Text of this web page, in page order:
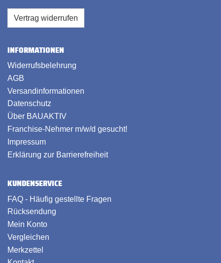
Vertrag widerrufen
INFORMATIONEN
Widerrufsbelehrung
AGB
Versandinformationen
Datenschutz
Über BAUAKTIV
Franchise-Nehmer m/w/d gesucht!
Impressum
Erklärung zur Barrierefreiheit
KUNDENSERVICE
FAQ - Häufig gestellte Fragen
Rücksendung
Mein Konto
Vergleichen
Merkzettel